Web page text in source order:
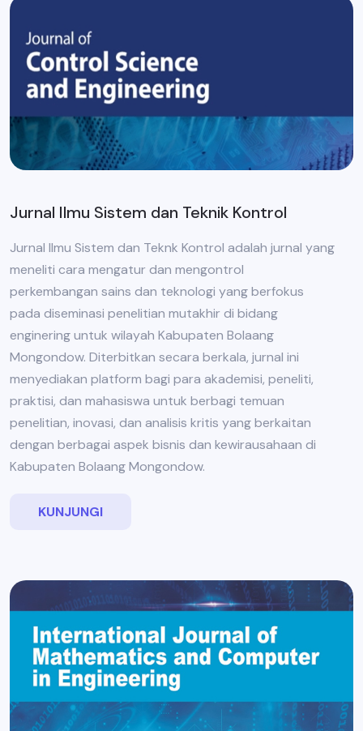
Jurnal Ilmu Sistem dan Teknik Kontrol
Jurnal Ilmu Sistem dan Teknk Kontrol adalah jurnal yang
meneliti cara mengatur dan mengontrol
perkembangan sains dan teknologi yang berfokus
pada diseminasi penelitian mutakhir di bidang
enginering untuk wilayah Kabupaten Bolaang
Mongondow. Diterbitkan secara berkala, jurnal ini
menyediakan platform bagi para akademisi, peneliti,
praktisi, dan mahasiswa untuk berbagi temuan
penelitian, inovasi, dan analisis kritis yang berkaitan
dengan berbagai aspek bisnis dan kewirausahaan di
Kabupaten Bolaang Mongondow.
KUNJUNGI